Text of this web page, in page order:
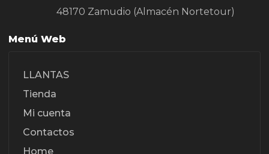
48170 Zamudio (Almacén Nortetour)
Menú Web
LLANTAS
Tienda
Mi cuenta
Contactos
Home